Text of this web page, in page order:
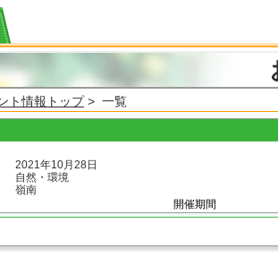
ト情報トップ> 一覧
2021年10月28日
自然・環境
嶺南
開催期間